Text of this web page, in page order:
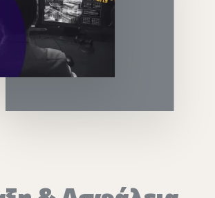
Προγράμματα
Voucher
Επικοινωνία